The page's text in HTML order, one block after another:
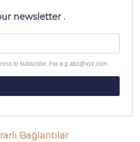
newsletter .
to subscribe. For e.g abc@xyz.com
Bağlantılar